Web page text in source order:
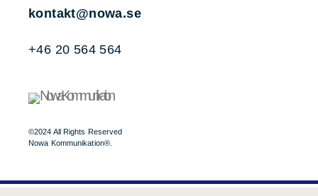
kontakt@nowa.se
+46 20 564 564
©2024 All Rights Reserved
Nowa Kommunikation®.